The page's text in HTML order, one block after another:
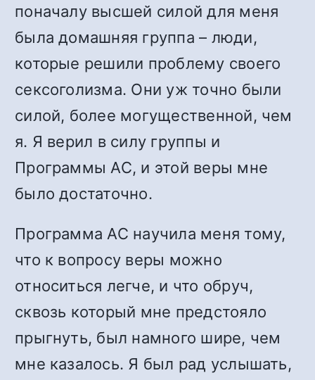
поначалу высшей силой для меня
была домашняя группа – люди,
которые решили проблему своего
сексоголизма. Они уж точно были
силой, более могущественной, чем
я. Я верил в силу группы и
Программы АС, и этой веры мне
было достаточно.
Программа АС научила меня тому,
что к вопросу веры можно
относиться легче, и что обруч,
сквозь который мне предстояло
прыгнуть, был намного шире, чем
мне казалось. Я был рад услышать,